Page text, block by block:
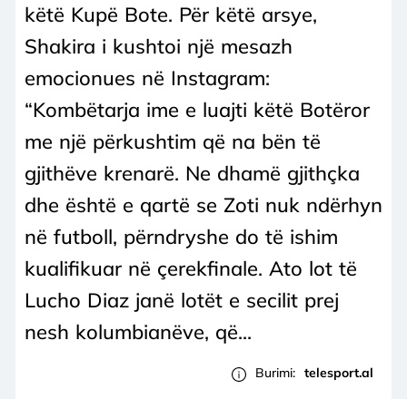
këtë Kupë Bote. Për këtë arsye,
Shakira i kushtoi një mesazh
emocionues në Instagram:
“Kombëtarja ime e luajti këtë Botëror
me një përkushtim që na bën të
gjithëve krenarë. Ne dhamë gjithçka
dhe është e qartë se Zoti nuk ndërhyn
në futboll, përndryshe do të ishim
kualifikuar në çerekfinale. Ato lot të
Lucho Diaz janë lotët e secilit prej
nesh kolumbianëve, që...
Burimi: telesport.al